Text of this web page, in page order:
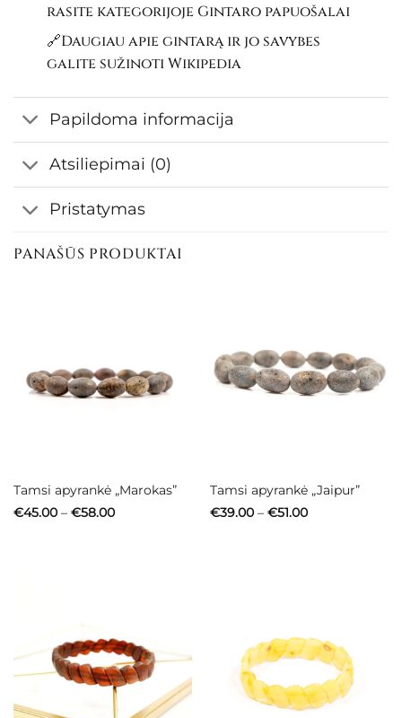
rasite kategorijoje Gintaro papuošalai
🔗Daugiau apie gintarą ir jo savybes
galite sužinotiWikipedia
Papildoma informacija
Atsiliepimai (0)
Pristatymas
PANAŠŪS PRODUKTAI
Tamsi apyrankė „Marokas”
€45.00 – €58.00Price
Tamsi apyrankė „Jaipur”
€39.00 – €51.00Price